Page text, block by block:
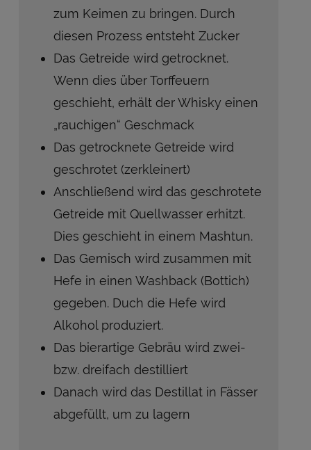
zum Keimen zu bringen. Durch
diesen Prozess entsteht Zucker
Das Getreide wird getrocknet.
Wenn dies über Torffeuern
geschieht, erhält der Whisky einen
„rauchigen“ Geschmack
Das getrocknete Getreide wird
geschrotet (zerkleinert)
Anschließend wird das geschrotete
Getreide mit Quellwasser erhitzt.
Dies geschieht in einem Mashtun.
Das Gemisch wird zusammen mit
Hefe in einen Washback (Bottich)
gegeben. Duch die Hefe wird
Alkohol produziert.
Das bierartige Gebräu wird zwei-
bzw. dreifach destilliert
Danach wird das Destillat in Fässer
abgefüllt, um zu lagern